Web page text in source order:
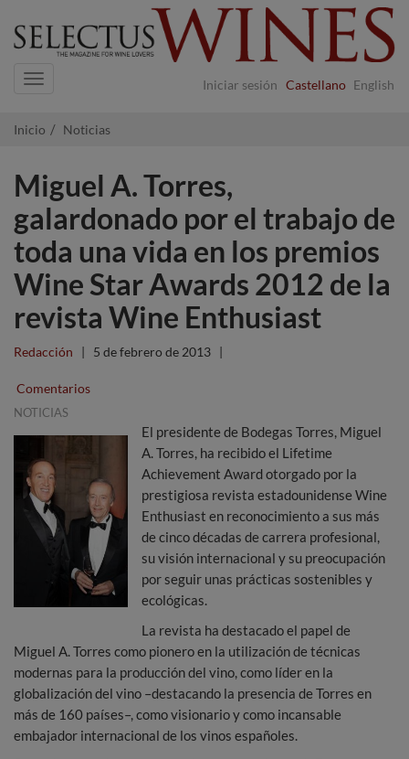
Iniciar sesión Castellano English
Navigation
Inicio Noticias
Miguel A. Torres,
galardonado por el trabajo de
toda una vida en los premios
Wine Star Awards 2012 de la
revista Wine Enthusiast
Redacción | 5 de febrero de 2013 |
Comentarios
NOTICIAS
El presidente de Bodegas Torres, Miguel
A. Torres, ha recibido el Lifetime
Achievement Award otorgado por la
prestigiosa revista estadounidense Wine
Enthusiast en reconocimiento a sus más
de cinco décadas de carrera profesional,
su visión internacional y su preocupación
por seguir unas prácticas sostenibles y
ecológicas.
La revista ha destacado el papel de
Miguel A. Torres como pionero en la utilización de técnicas
modernas para la producción del vino, como líder en la
globalización del vino –destacando la presencia de Torres en
más de 160 países–, como visionario y como incansable
embajador internacional de los vinos españoles.